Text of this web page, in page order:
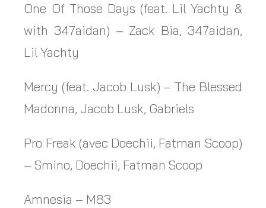
One Of Those Days (feat. Lil Yachty &
with 347aidan) – Zack Bia, 347aidan,
Lil Yachty
Mercy (feat. Jacob Lusk) – The Blessed
Madonna, Jacob Lusk, Gabriels
Pro Freak (avec Doechii, Fatman Scoop)
– Smino, Doechii, Fatman Scoop
Amnesia – M83